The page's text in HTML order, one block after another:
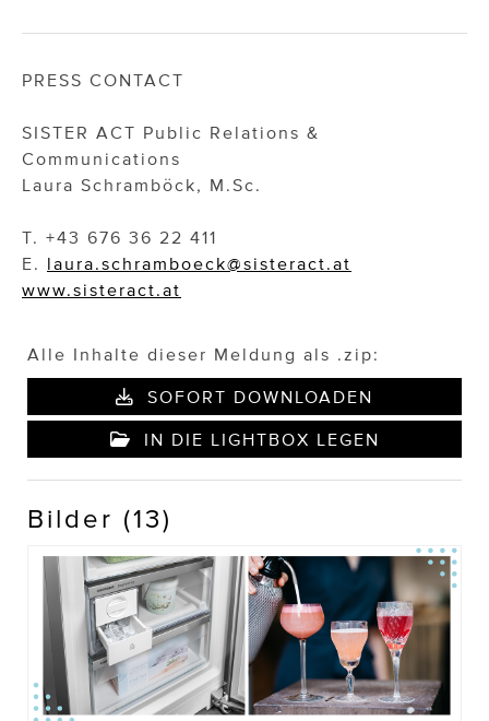
PRESS CONTACT
SISTER ACT Public Relations &
Communications
Laura Schramböck, M.Sc.
T. +43 676 36 22 411
E. laura.schramboeck@sisteract.at
www.sisteract.at
Alle Inhalte dieser Meldung als .zip:
SOFORT DOWNLOADEN
IN DIE LIGHTBOX LEGEN
Bilder (13)